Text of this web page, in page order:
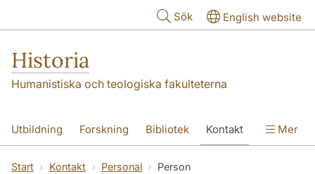
Sök English website
Historia
Humanistiska och teologiska fakulteterna
Utbildning Forskning Bibliotek Kontakt
Om oss
Mer
Start Kontakt Personal
Person